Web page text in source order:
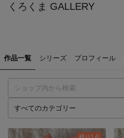
くろくま GALLERY
作品一覧 シリーズ プロフィール